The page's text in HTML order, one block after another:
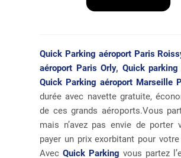
Quick Parking aéroport Paris
aéroport Paris Orly, Quick parking
Quick Parking aéroport Marseille
durée avec navette gratuite,
de ces grands aéroports.Vous
mais n’avez pas envie de porter
payer un prix exorbitant pour
AvecQuick Parkingvous partez